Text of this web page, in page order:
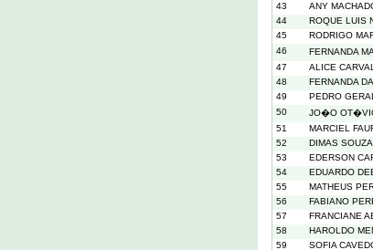
43
ANY
44
ROQUE LUIS
45
RODRIGO
46
FERNANDA
47
ALICE
48
FERNANDA
49
PEDRO
50
JO�O
51
MARCIEL
52
DIMAS
53
EDERSON
54
EDUARDO
55
MATHEUS
56
FABIANO
57
FRANCIANE
58
HAROLDO
59
SOFIA